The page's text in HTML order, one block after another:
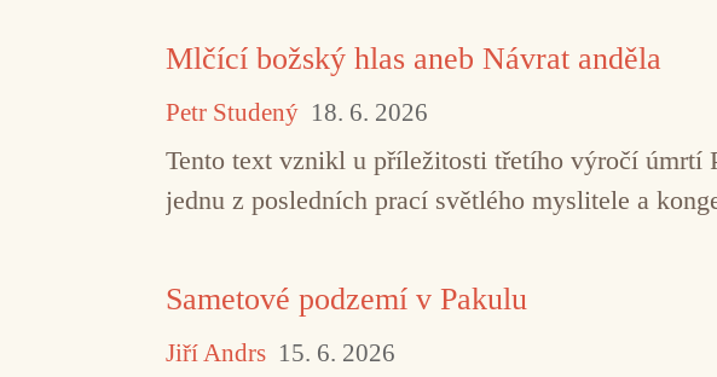
Mlčící božský hlas aneb Návrat anděla
Petr Studený 18. 6. 2026
Tento text vznikl u příležitosti třetího výročí úmrtí
jednu z posledních prací světlého myslitele a
Sametové podzemí v Pakulu
Jiří Andrs 15. 6. 2026